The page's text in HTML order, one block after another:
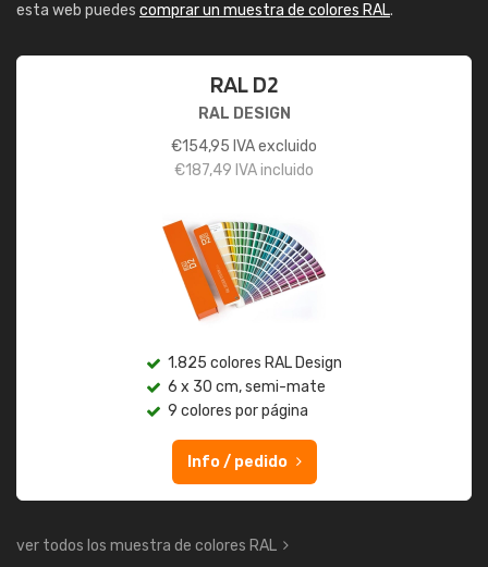
esta web puedes comprar un muestra de colores RAL.
RAL D2
RAL DESIGN
€154,95 IVA excluido
€187,49 IVA incluido
1.825 colores RAL Design
6 x 30 cm, semi-mate
9 colores por página
Info / pedido
ver todos los muestra de colores RAL